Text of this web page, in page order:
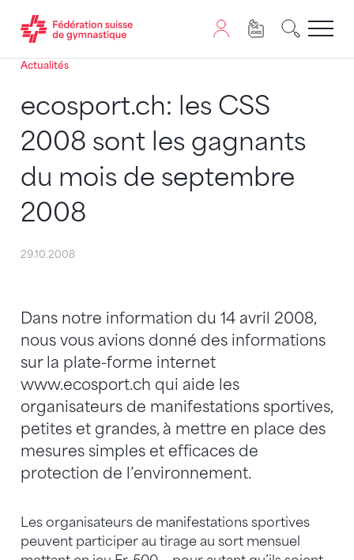
Passer au contenu
Naviguer vers le plan du siten
JavaScript est nécessaire pour naviguer sur ce site.
Actualités
ecosport.ch: les CSS
2008 sont les gagnants
du mois de septembre
2008
29.10.2008
Dans notre information du 14 avril 2008,
nous vous avions donné des informations
sur la plate-forme internet
www.ecosport.ch qui aide les
organisateurs de manifestations sportives,
petites et grandes, à mettre en place des
mesures simples et efficaces de
protection de l’environnement.
Les organisateurs de manifestations sportives
peuvent participer au tirage au sort mensuel